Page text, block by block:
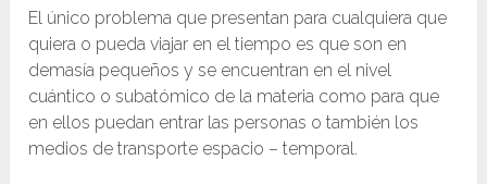
El único problema que presentan para cualquiera que
quiera o pueda viajar en el tiempo es que son en
demasía pequeños y se encuentran en el nivel
cuántico o subatómico de la materia como para que
en ellos puedan entrar las personas o también los
medios de transporte espacio – temporal.